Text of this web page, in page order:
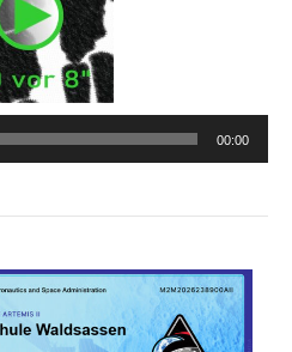
00:00